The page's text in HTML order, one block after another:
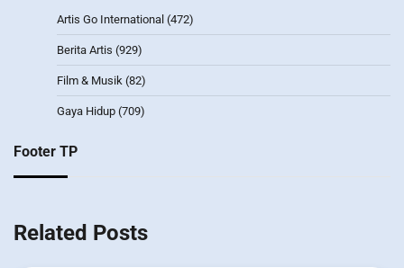
Artis Go International (472)
Berita Artis (929)
Film & Musik (82)
Gaya Hidup (709)
Footer TP
Related Posts